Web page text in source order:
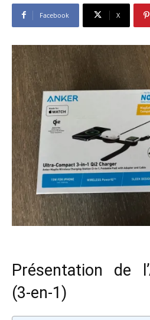
Facebook X
Présentation de
(3-en-1)